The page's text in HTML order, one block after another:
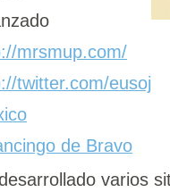
mrsmup.com/
twitter.com/eusoj
de Bravo
varios